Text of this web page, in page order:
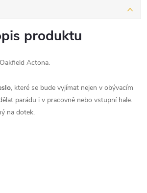
produktu
Actona.
, které se bude vyjímat nejen v obývacím
parádu i v pracovně nebo vstupní hale.
na dotek.